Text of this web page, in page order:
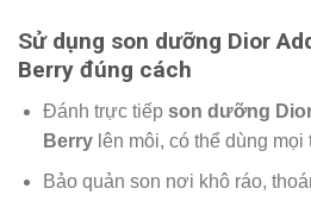
Sử dụng son dưỡng Dior
Berry đúng cách
Đánh trực tiếp son dưỡng
Berrylên môi, có thể dùng mọi
Bảo quản son nơi khô ráo,